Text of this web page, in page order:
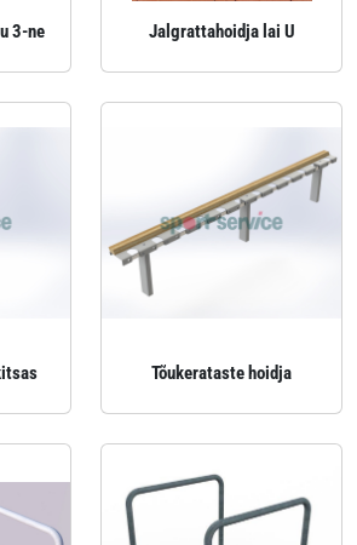
3-ne Jalgrattahoidja lai U
Tõukerataste hoidja